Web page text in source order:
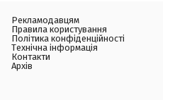
Рекламодавцям
Правила користування
Політика конфіденційності
Технічна інформація
Контакти
Архів